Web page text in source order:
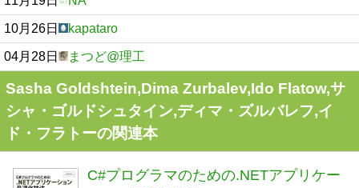
10月26日 kapataro
04月28日 まつど@理工
Sasha Goldshtein,Dima Zurbalev,Ido Flatow,サ
シャ・ゴルドシュタイン,ディマ・ズルバレフ,イ
ド・フラトーの関連本
C#プログラマのための.NETアプリケー